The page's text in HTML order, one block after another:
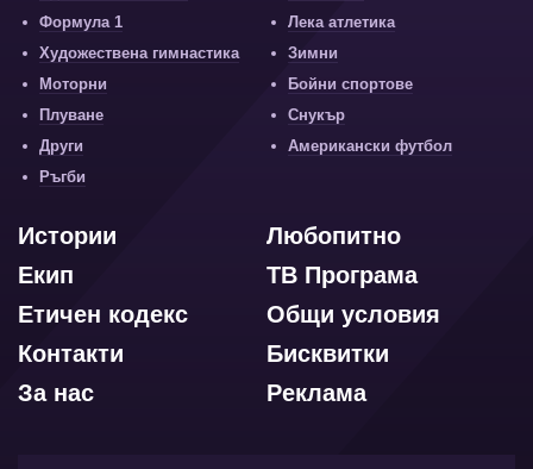
Формула 1
Лека атлетика
Художествена гимнастика
Зимни
Моторни
Бойни спортове
Плуване
Снукър
Други
Американски футбол
Ръгби
Любопитно
Истории
ТВ Програма
Екип
Общи условия
Етичен кодекс
Бисквитки
Контакти
Реклама
За нас